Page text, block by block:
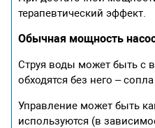
терапевтический эффект.
Обычная мощность
Струя воды может быть с
обходятся без него –
Управление может быть
используются (в